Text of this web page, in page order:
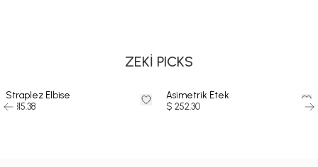
ZEKİ PICKS
Straplez Elbise
$ 315.38
Asimetrik Etek
$ 252.30